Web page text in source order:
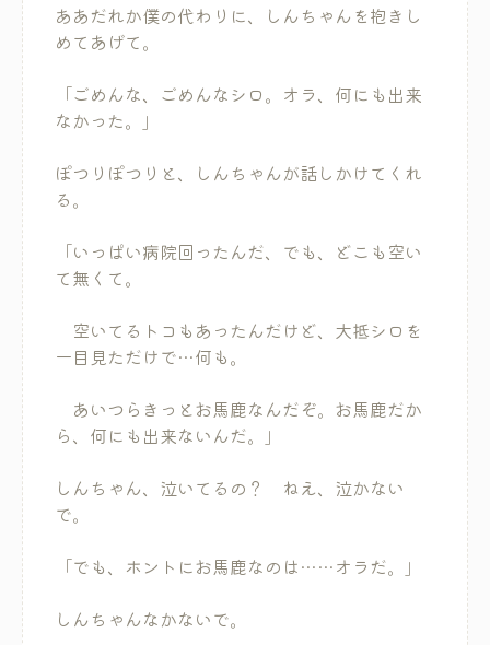
ああだれか僕の代わりに、しんちゃんを抱きし
めてあげて。
「ごめんな、ごめんなシロ。オラ、何にも出来
なかった。」
ぽつりぽつりと、しんちゃんが話しかけてくれ
る。
「いっぱい病院回ったんだ、でも、どこも空い
て無くて。
空いてるトコもあったんだけど、大抵シロを
一目見ただけで…何も。
あいつらきっとお馬鹿なんだぞ。お馬鹿だか
ら、何にも出来ないんだ。」
しんちゃん、泣いてるの？ ねえ、泣かない
で。
「でも、ホントにお馬鹿なのは……オラだ。」
しんちゃんなかないで。